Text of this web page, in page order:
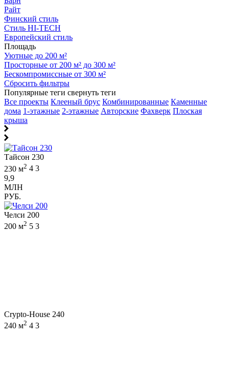
Райт
Финский стиль
Стиль HI-TECH
Европейский стиль
Площадь
Уютные до 200 м²
Просторные от 200 м² до 300 м²
Бескомпромиссные от 300 м²
Сбросить фильтры
Популярные теги свернуть теги
Все проекты Клееный брус Комбинированные Каменные
дома 1-этажные 2-этажные Авторские Фахверк Плоская
крыша
Тайсон 230
230 м2 4 3
9,9
МЛН
РУБ.
Челси 200
200 м2 5 3
Crypto-House 240
240 м2 4 3